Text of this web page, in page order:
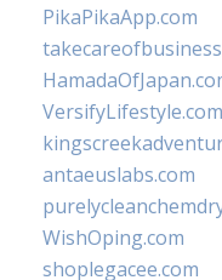
PikaPikaApp.com
VersifyLifestyle.com
antaeuslabs.com
WishOping.com
shoplegacee.com